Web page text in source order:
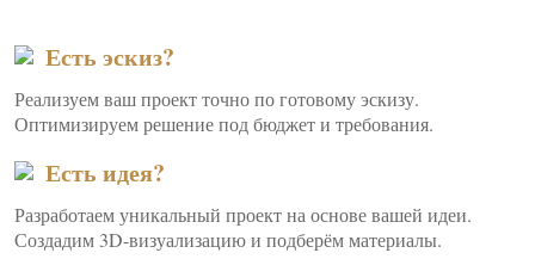
Есть эскиз?
Реализуем ваш проект точно по готовому эскизу.
Оптимизируем решение под бюджет и требования.
Есть идея?
Разработаем уникальный проект на основе вашей идеи.
Создадим 3D-визуализацию и подберём материалы.